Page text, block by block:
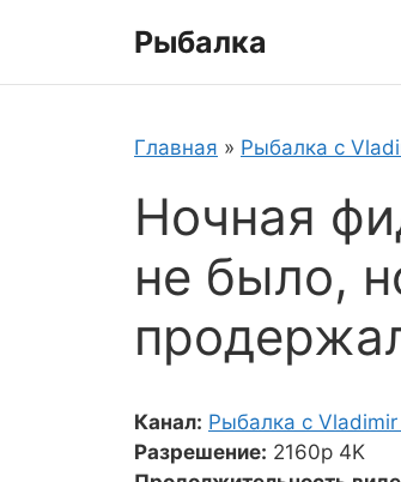
Рыбалка
Главная » Рыбалка с
Ночная
не было,
Канал: Рыбалка с
Разрешение: 2160p 4K